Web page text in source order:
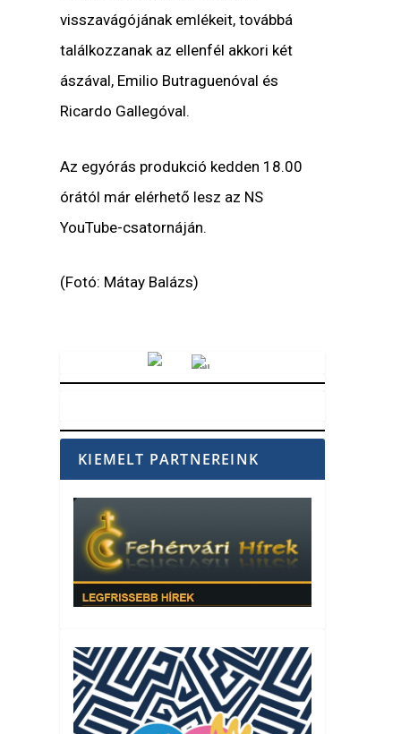
visszavágójának emlékeit, továbbá
találkozzanak az ellenfél akkori két
ászával, Emilio Butraguenóval és
Ricardo Gallegóval.
Az egyórás produkció kedden 18.00
órától már elérhető lesz az NS
YouTube-csatornáján.
(Fotó: Mátay Balázs)
KIEMELT PARTNEREINK